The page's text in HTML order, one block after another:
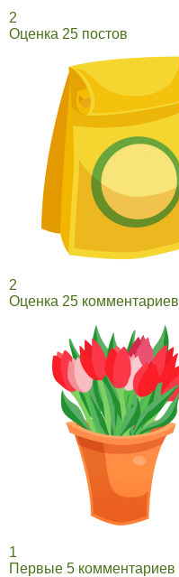
2
Оценка 25 постов
2
Оценка 25 комментариев
1
Первые 5 комментариев